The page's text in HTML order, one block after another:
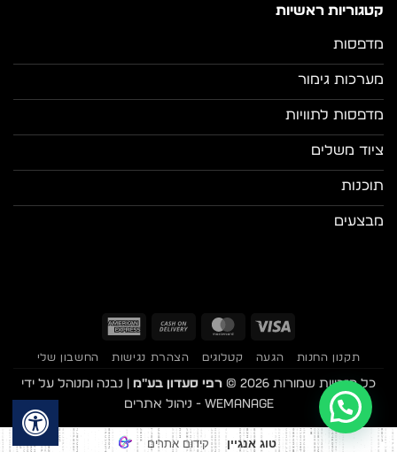
קטגוריות ראשיות
מדפסות
מערכות גימור
מדפסות לתוויות
ציוד משלים
תוכנות
מבצעים
Visa
MasterCard
Cash
תקנון החנות הגעה קטלוגים הצהרת נגישות החשבון שלי
כל הזכויות שמורות 2026 © רפי סעדון בע"מ | נבנה ומנוהל על ידי
WEmanage - ניהול אתרים
טוג אנגיין קידום אתרים